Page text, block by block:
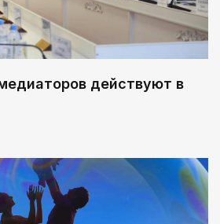
действуют в